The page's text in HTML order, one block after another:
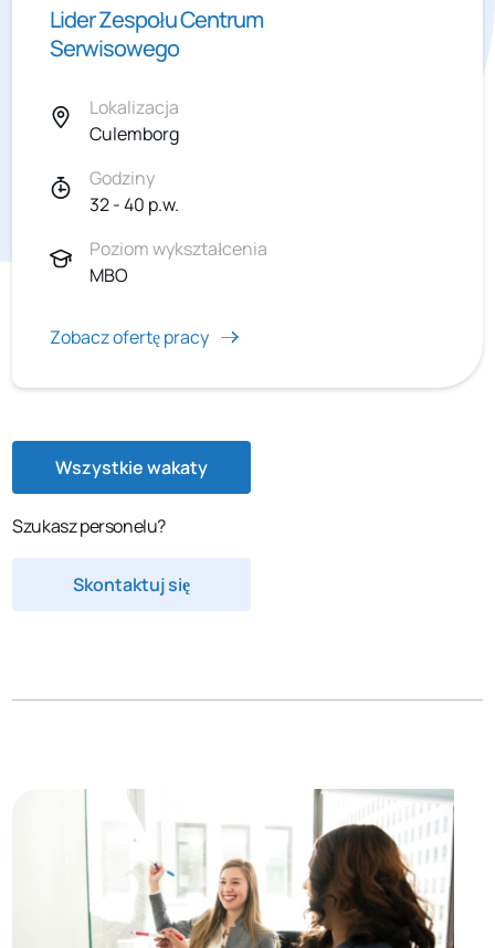
Lider Zespołu Centrum
Serwisowego
Lokalizacja
Culemborg
Godziny
32 - 40 p.w.
Poziom wykształcenia
MBO
Zobacz ofertę pracy
Wszystkie wakaty
Szukasz personelu?
Skontaktuj się